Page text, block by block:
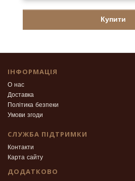
Купити
ІНФОРМАЦІЯ
О нас
Доставка
Політика безпеки
Умови згоди
СЛУЖБА ПІДТРИМКИ
Контакти
Карта сайту
ДОДАТКОВО